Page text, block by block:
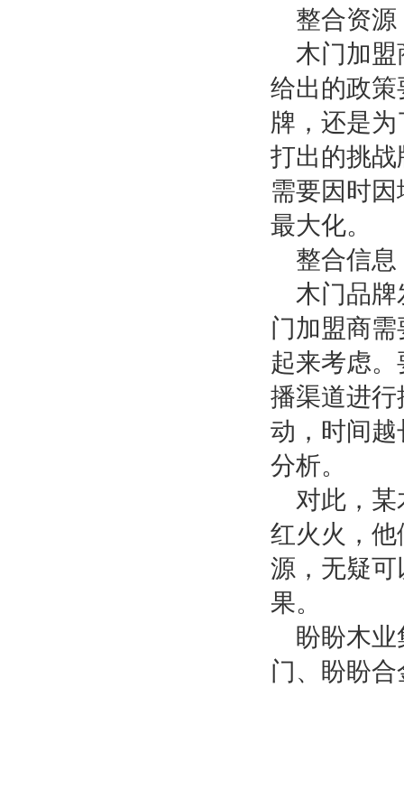
整合资
木门加盟
给出的政
牌，还是
打出的挑
需要因时
最大化。
整合信
木门品牌
门加盟商
起来考虑
播渠道进
动，时间
分析。
对此，
红火火，
源，无疑
果。
盼盼木
门、盼盼